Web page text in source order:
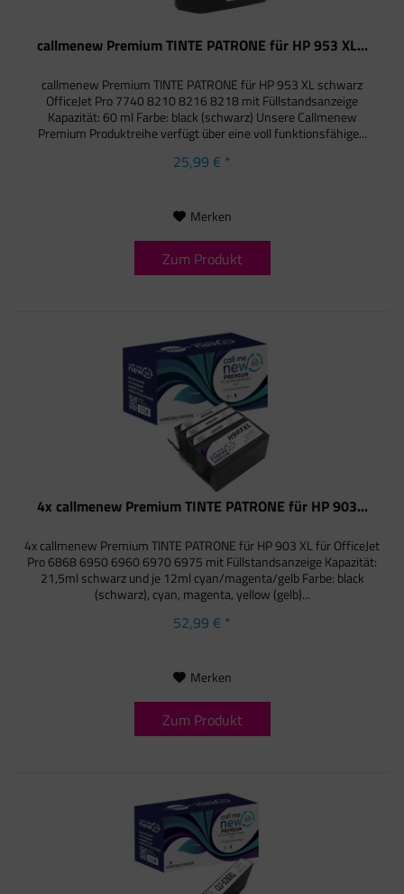
callmenew Premium TINTE PATRONE für HP 953 XL...
callmenew Premium TINTE PATRONE für HP 953 XL schwarz
OfficeJet Pro 7740 8210 8216 8218 mit Füllstandsanzeige
Kapazität: 60 ml Farbe: black (schwarz) Unsere Callmenew
Premium Produktreihe verfügt über eine voll funktionsfähige...
25,99 € *
Merken
Zum Produkt
4x callmenew Premium TINTE PATRONE für HP 903...
4x callmenew Premium TINTE PATRONE für HP 903 XL für OfficeJet
Pro 6868 6950 6960 6970 6975 mit Füllstandsanzeige Kapazität:
21,5ml schwarz und je 12ml cyan/magenta/gelb Farbe: black
(schwarz), cyan, magenta, yellow (gelb)...
52,99 € *
Merken
Zum Produkt